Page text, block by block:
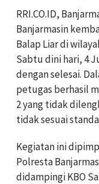
RRI.CO.ID,
Banjarmasin
Balap Liar di
Sabtu dini hari, 4
dengan selesai.
petugas berhasil
2 yang tidak
tidak sesuai
Kegiatan ini
Polresta
didampingi KBO